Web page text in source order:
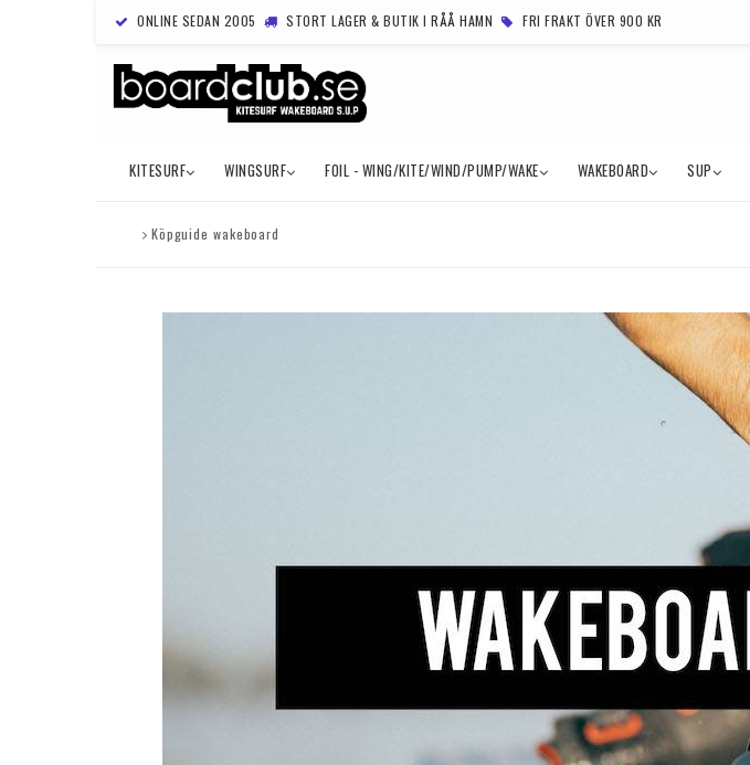
ONLINE SEDAN 2005 STORT LAGER & BUTIK I RÅÅ HAMN FRI FRAKT ÖVER 900 KR
KITESURF WINGSURF FOIL - WING/KITE/WIND/PUMP/WAKE WAKEBOARD SUP
Köpguide wakeboard